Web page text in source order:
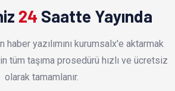
24 Saatte Yayında
haber yazılımını kurumsalx'e aktarmak
tüm taşıma prosedürü hızlı ve ücretsiz
olarak tamamlanır.